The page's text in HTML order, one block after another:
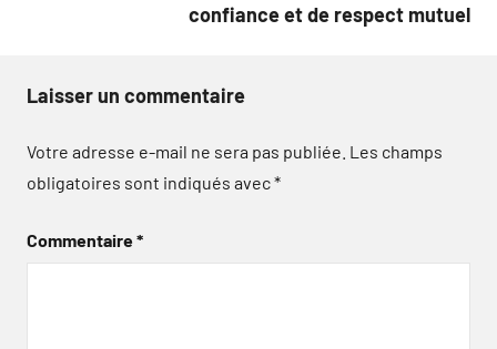
confiance et de respect mutuel
Laisser un commentaire
Votre adresse e-mail ne sera pas publiée. Les champs
obligatoires sont indiqués avec*
Commentaire*